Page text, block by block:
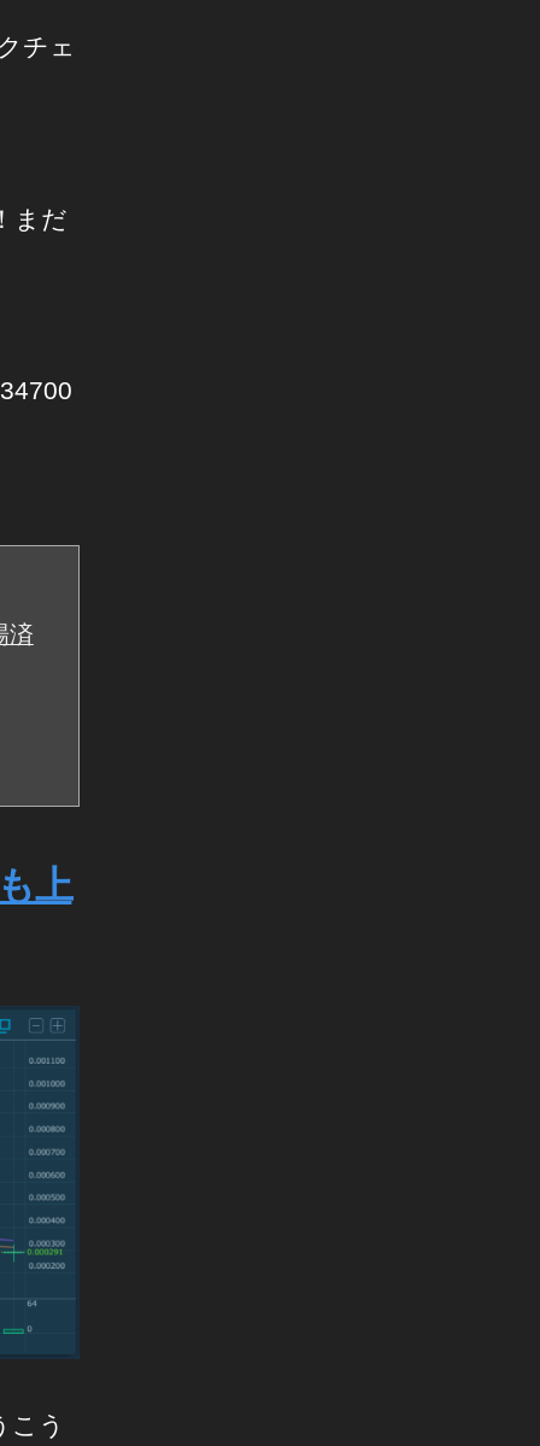
チェ
まだ
済
上
こう